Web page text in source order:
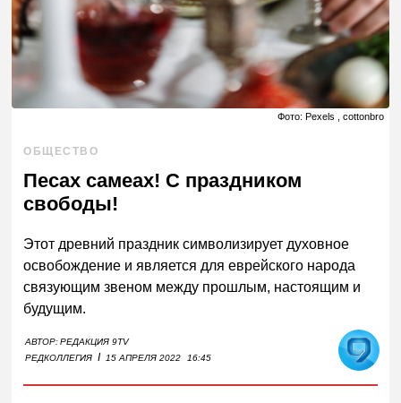
Фото: Pexels , cottonbro
ОБЩЕСТВО
Песах самеах! С праздником
свободы!
Этот древний праздник символизирует духовное
освобождение и является для еврейского народа
связующим звеном между прошлым, настоящим и
будущим.
АВТОР:РЕДАКЦИЯ 9TV
РЕДКОЛЛЕГИЯ I 15 АПРЕЛЯ 2022 16:45